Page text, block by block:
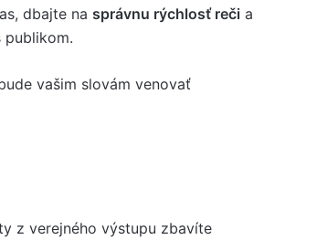
dbajte na správnu rýchlosť reči a
publikom.
vašim slovám venovať
z verejného výstupu zbavíte